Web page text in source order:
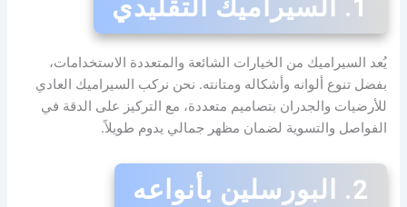
1. السيراميك التقليدي
يُعد السيراميك من الخيارات الشائعة والمتعددة الاستخدامات،
بفضل تنوع ألوانه وأشكاله ومتانته. نحن نركب السيراميك العادي
للأرضيات والجدران بتصاميم متعددة، مع التركيز على الدقة في
الفواصل والتسوية لضمان مظهر جمالي يدوم طويلاً.
2. البورسلين بأنواعه